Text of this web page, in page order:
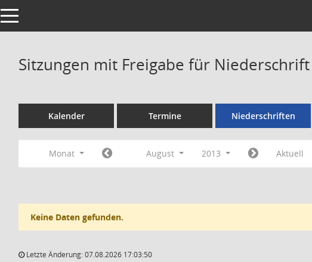
Toggle navigation
Sitzungen mit Freigabe für
Kalender Termine Niederschriften
Monat August 2013 Aktuell
Keine Daten gefunden.
Letzte Änderung: 07.08.2026 17:03:50